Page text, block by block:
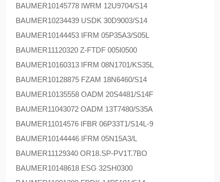
BAUMER10145778 IWRM 12U9704/S14
BAUMER10234439 USDK 30D9003/S14
BAUMER10144453 IFRM 05P35A3/S05L
BAUMER11120320 Z-FTDF 005I0500
BAUMER10160313 IFRM 08N1701/KS35L
BAUMER10128875 FZAM 18N6460/S14
BAUMER10135558 OADM 20S4481/S14F
BAUMER11043072 OADM 13T7480/S35A
BAUMER11014576 IFBR 06P33T1/S14L-9
BAUMER10144446 IFRM 05N15A3/L
BAUMER11129340 OR18.SP-PV1T.7BO
BAUMER10148618 ESG 32SH0300